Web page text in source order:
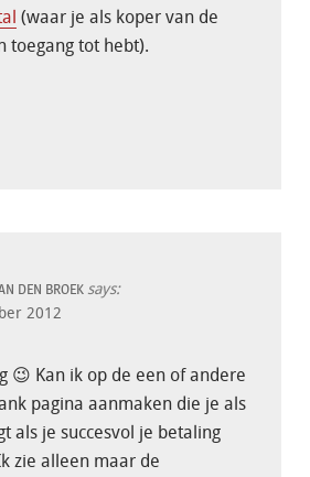
(waar je als koper van de
toegang tot hebt).
DEN BROEK says:
2012
😉 Kan ik op de een of andere
pagina aanmaken die je als
als je succesvol je betaling
zie alleen maar de